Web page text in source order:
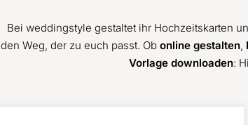
Bei weddingstyle gestaltet ihr Hochzeitskarten
den Weg, der zu euch passt. Ob online gestalten,
Vorlage downloaden: